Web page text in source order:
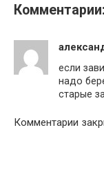
если
надо
старые
Комментарии